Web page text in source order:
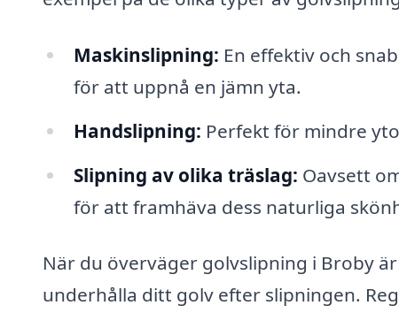
Maskinslipning: En effektiv och
för att uppnå en jämn yta.
Handslipning: Perfekt för mindre
Slipning av olika träslag: Oavsett
för att framhäva dess naturliga
När du överväger golvslipning i Broby
underhålla ditt golv efter slipningen.